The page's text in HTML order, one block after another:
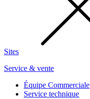
Sites
Service & vente
Équipe Commerciale
Service technique